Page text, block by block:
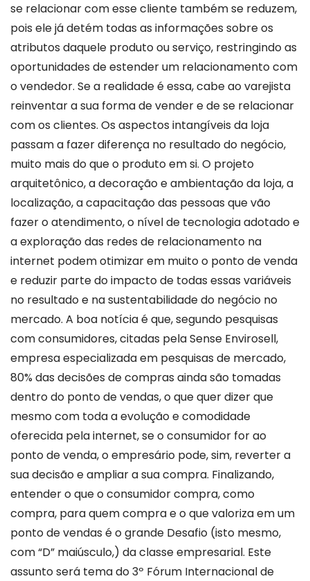
se relacionar com esse cliente também se reduzem,
pois ele já detém todas as informações sobre os
atributos daquele produto ou serviço, restringindo as
oportunidades de estender um relacionamento com
o vendedor. Se a realidade é essa, cabe ao varejista
reinventar a sua forma de vender e de se relacionar
com os clientes. Os aspectos intangíveis da loja
passam a fazer diferença no resultado do negócio,
muito mais do que o produto em si. O projeto
arquitetônico, a decoração e ambientação da loja, a
localização, a capacitação das pessoas que vão
fazer o atendimento, o nível de tecnologia adotado e
a exploração das redes de relacionamento na
internet podem otimizar em muito o ponto de venda
e reduzir parte do impacto de todas essas variáveis
no resultado e na sustentabilidade do negócio no
mercado. A boa notícia é que, segundo pesquisas
com consumidores, citadas pela Sense Envirosell,
empresa especializada em pesquisas de mercado,
80% das decisões de compras ainda são tomadas
dentro do ponto de vendas, o que quer dizer que
mesmo com toda a evolução e comodidade
oferecida pela internet, se o consumidor for ao
ponto de venda, o empresário pode, sim, reverter a
sua decisão e ampliar a sua compra. Finalizando,
entender o que o consumidor compra, como
compra, para quem compra e o que valoriza em um
ponto de vendas é o grande Desafio (isto mesmo,
com “D” maiúsculo,) da classe empresarial. Este
assunto será tema do 3º Fórum Internacional de